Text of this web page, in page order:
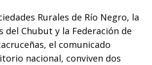
Rurales de Río Negro, la
del Chubut y la Federación de
el comunicado
nacional, conviven dos